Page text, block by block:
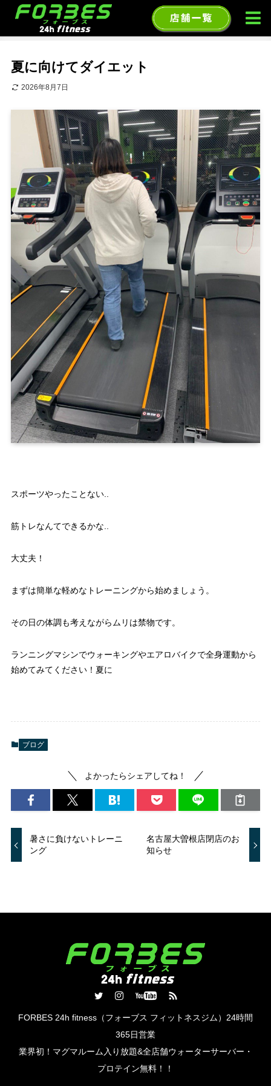
ホーム ブログ
夏に向けてダイエット
2026年8月7日
スポーツやったことない..
筋トレなんてできるかな..
大丈夫！
まずは簡単な軽めなトレーニングから始めましょう。
その日の体調も考えながらムリは禁物です。
ランニングマシンでウォーキングやエアロバイクで全身運動から
始めてみてください！夏に
ブログ
よかったらシェアしてね！
暑さに負けないトレーニ
ング
名古屋大曽根店閉店のお
知らせ
FORBES 24h fitness（フォーブス フィットネスジム）24時間
365日営業
業界初！マグマルーム入り放題&全店舗ウォーターサーバー・
プロテイン​無料！！